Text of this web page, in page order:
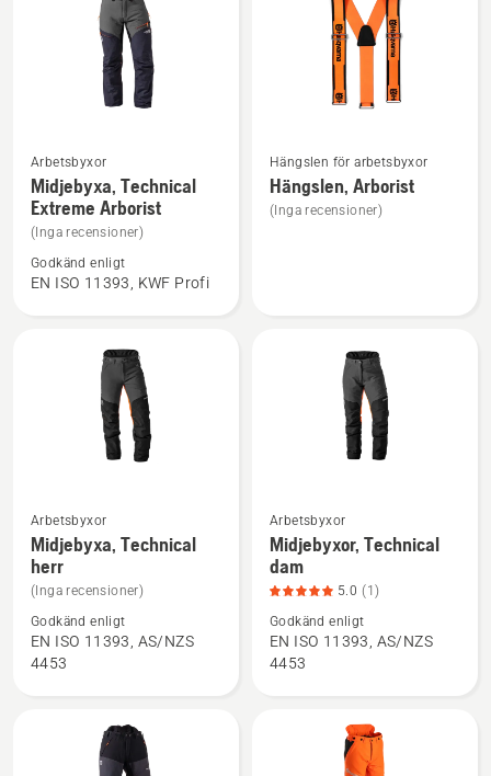
Se
mer
information
om
Midjebyxa,
Technical
Arbetsbyxor
Midjebyxa, Technical
Extreme Arborist
(Inga recensioner)
Godkänd enligt
EN ISO 11393, KWF Profi
Se
mer
information
Hängslen för arbetsbyxor
Hängslen, Arborist
(Inga recensioner)
Se
mer
information
om
Midjebyxa,
Technical
Arbetsbyxor
Midjebyxa, Technical
herr
(Inga recensioner)
Godkänd enligt
EN ISO 11393, AS/NZS
4453
Se
mer
information
om
Midjebyxor,
Technical
Arbetsbyxor
Midjebyxor, Technical
dam
5.0 (1)
Godkänd enligt
EN ISO 11393, AS/NZS
4453